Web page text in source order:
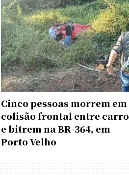
Cinco pessoas morrem em
colisão frontal entre carro
e bitrem na BR-364, em
Porto Velho